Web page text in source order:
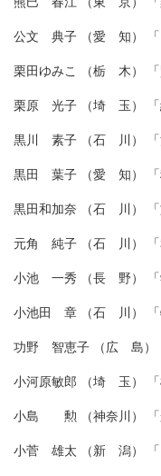
公文 典子 （愛 知） 「
栗田ゆみこ （栃 木） 「
栗原 光子 （埼 玉） 「
黒川 素子 （石 川） 「
黒田 葉子 （愛 知） 「
黒田和加奈 （石 川）
元角 純子 （石 川） 「
小池 一秀 （長 野） 「
小池田 章 （石 川） 「
功野 智恵子 （広 島）
小河原敏郎 （埼 玉） 「
小島 勲 （神奈川） 「
小菅 雄太 （新 潟） 「